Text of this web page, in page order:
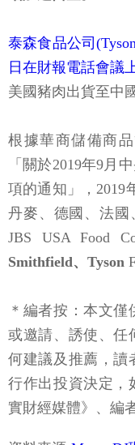
泰森食品公司
日在財報電話會議
美國豬肉出貨至中
根據華商儲備商
「關於2019年9月
項的通知」，2019
丹麥、德國、法國
JBS USA Food
Smithfield、Tyson
＊編者按：本文
或邀請、誘使、任
何建議及推薦，讀
行作出投資決定，
實財經媒體》、編